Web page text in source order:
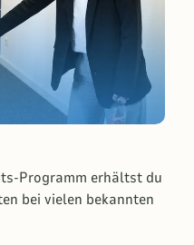
Programm erhältst du
bei vielen bekannten